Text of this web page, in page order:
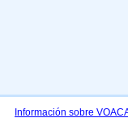
Información sobre